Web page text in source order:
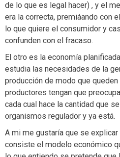
de lo que es legal hacer) , y el
era la correcta, premiáando con
lo que quiere el consumidor y
confunden con el fracaso.
El otro es la economía
estudia las necesidades de la
producción de modo que
productores tengan que
cada cual hace la cantidad que
organismos regulador y ya está.
A mi me gustaría que se
consiste el modelo económico